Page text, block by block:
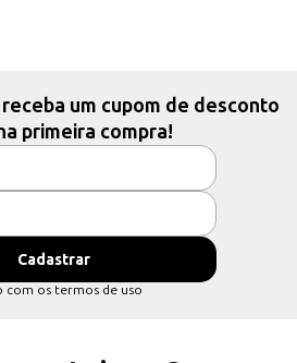
um cupom de desconto
primeira compra!
com os termos de uso